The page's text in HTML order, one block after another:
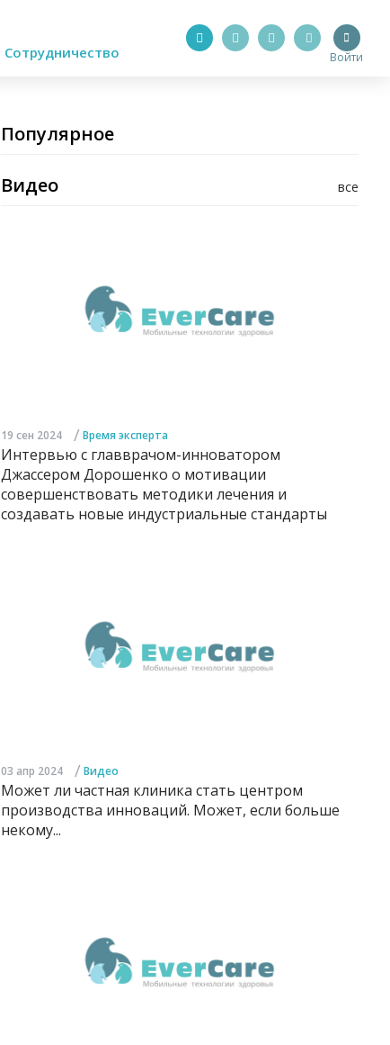
Сотрудничество Войти
Популярное
все
Видео
19 сен 2024 / Время эксперта
Интервью с главврачом-инноватором
Джассером Дорошенко о мотивации
совершенствовать методики лечения и
создавать новые индустриальные стандарты
03 апр 2024 / Видео
Может ли частная клиника стать центром
производства инноваций. Может, если больше
некому...